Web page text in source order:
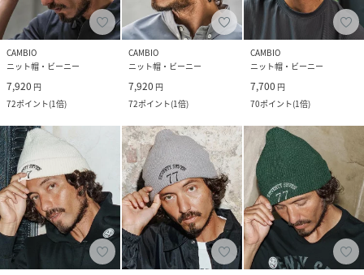
CAMBIO
ニット帽・ビーニー
7,920 円
72ポイント(1倍)
CAMBIO
ニット帽・ビーニー
7,920 円
72ポイント(1倍)
CAMBIO
ニット帽・ビーニー
7,700 円
70ポイント(1倍)